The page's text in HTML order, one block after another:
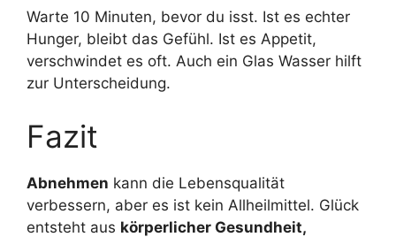
Warte 10 Minuten, bevor du isst. Ist es echter
Hunger, bleibt das Gefühl. Ist es Appetit,
verschwindet es oft. Auch ein Glas Wasser hilft
zur Unterscheidung.
Fazit
Abnehmen kann die Lebensqualität
verbessern, aber es ist kein Allheilmittel. Glück
entsteht aus körperlicher Gesundheit,